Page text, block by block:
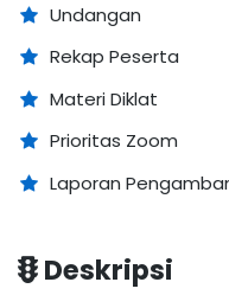
Undangan
Rekap Peserta
Materi Diklat
Prioritas Zoom
Laporan
Deskripsi